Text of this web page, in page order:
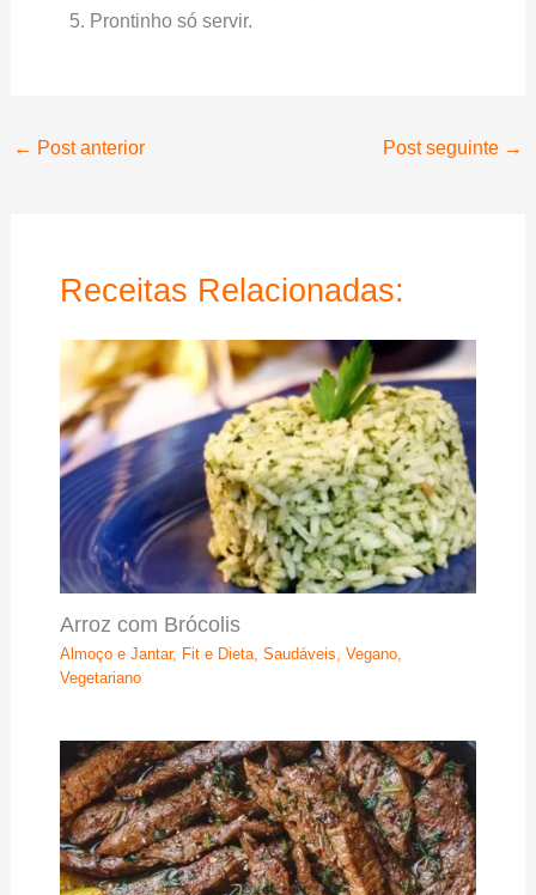
Prontinho só servir.
← Post anterior Post seguinte →
Receitas Relacionadas:
Arroz com Brócolis
Almoço e Jantar, Fit e Dieta, Saudáveis, Vegano,
Vegetariano